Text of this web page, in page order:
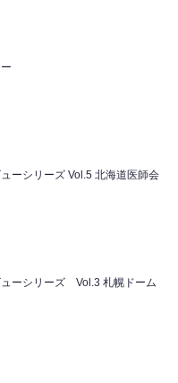
ーシリーズ Vol.5 北海道医師会
ーシリーズ Vol.3 札幌ドーム